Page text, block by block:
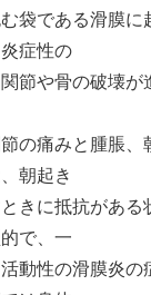
袋である滑膜に
症性の
節や骨の破壊が
の痛みと腫脹、
朝起き
きに抵抗がある
で、一
動性の滑膜炎